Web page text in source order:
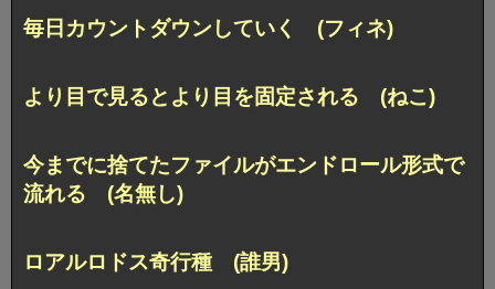
毎日カウントダウンしていく (フィネ)
より目で見るとより目を固定される (ねこ)
今までに捨てたファイルがエンドロール形式で
流れる (名無し)
ロアルロドス奇行種 (誰男)